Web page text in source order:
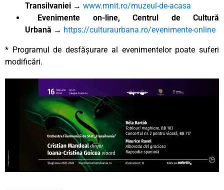
Transilvaniei → www.mnit.ro/muzeul-de-acasa
Evenimente on-line, Centrul de Cultură
Urbană → https://culturaurbana.ro/evenimente-online
* Programul de desfășurare al evenimentelor poate suferi
modificări.